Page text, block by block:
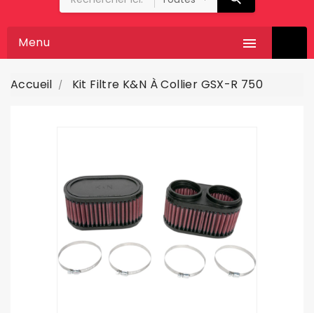

Menu
Accueil Kit Filtre K&N À Collier GSX-R 750